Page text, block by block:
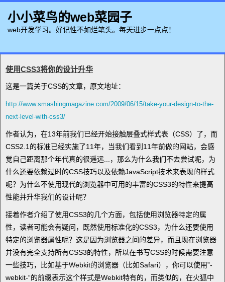
小小菜鸟的web菜园子
web开发学习。好记性不如烂笔头。每天进步一点点！
使用CSS3将你的设计升华
这是一篇关于CSS的文章，原文地址：
http://www.smashingmagazine.com/2009/06/15/take-your-design-to-the-
next-level-with-css3/
作者认为，在13年前我们已经开始接触层叠式样式表（CSS）了，而
CSS2.1的标准已经实施了11年，当我们看到11年前做的网站，会感
觉自己距离那个年代真的很遥远...，那么为什么我们不去尝试呢，为
什么还要依赖过时的CSS技巧以及依赖JavaScript技术来表现的样式
呢？为什么不使用现代的浏览器中可用的丰富的CSS3的特性来提高
性能并升华我们的设计呢？
接着作者介绍了使用CSS3的几个方面，包括使用浏览器特定的属
性，读者可能会有疑问，既然使用标准化的CSS3，为什么还要使用
特定的浏览器属性呢？这是因为浏览器之间的差异，而且现在浏览器
并没有完全支持所有CSS3的特性，所以在书写CSS的时候需要注意
一些技巧，比如基于Webkit的浏览器（比如Safari），你可以使用”-
webkit-“的前缀表示这个样式是Webkit特有的，而类似的，在火狐中